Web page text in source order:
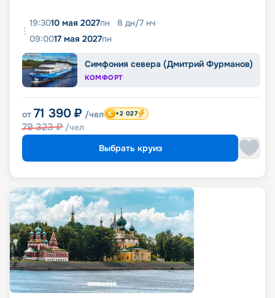
19:3010 мая 2027пн 8 дн/7 нч
09:0017 мая 2027пн
Симфония севера (Дмитрий Фурманов)
КОМФОРТ
от 71 390 ₽ /чел
79 323₽ /чел
+2 027
Выбрать круиз